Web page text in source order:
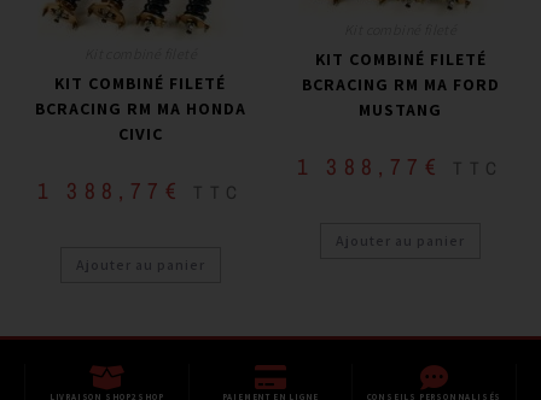
KIT COMBINÉ FILETÉ
BCRACING RM MA HONDA
CIVIC
1 388,77 € TTC
Ajouter au panier
KIT COMBINÉ FILETÉ
BCRACING RM MA FORD
MUSTANG
1 388,77 € TTC
Ajouter au panier
LIVRAISON SHOP2SHOP
PAIEMENT EN LIGNE
CONSEILS PERSONNALISÉS